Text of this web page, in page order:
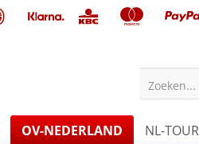
Zoeken...
OV-NEDERLAND NL-